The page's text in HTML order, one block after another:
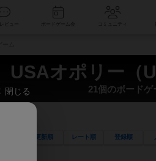
コミ
USAオポリー（
21個のボードゲ
更新順 レート順 登録順
閉じる